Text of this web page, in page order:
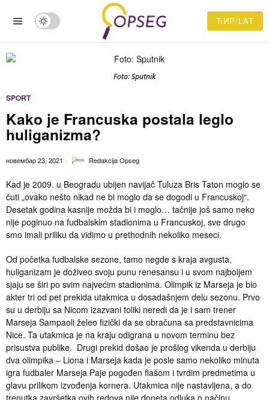
ЋИР/LAT
Foto: Sputnik
SPORT
Kako je Francuska postala leglo
huliganizma?
новембар 23, 2021 Redakcija Opseg
Kad je 2009. u Beogradu ubijen navijač Tuluza Bris Taton moglo se
čuti „ovako nešto nikad ne bi moglo da se dogodi u Francuskoj“.
Desetak godina kasnije možda bi i moglo… tačnije još samo neko
nije poginuo na fudbalskim stadionima u Francuskoj, sve drugo
smo imali priliku da vidimo u prethodnih nekoliko meseci.
Od početka fudbalske sezone, tamo negde s kraja avgusta,
huliganizam je doživeo svoju punu renesansu i u svom najboljem
sjaju se širi po svim najvećim stadionima. Olimpik iz Marseja je bio
akter tri od pet prekida utakmica u dosadašnjem delu sezonu. Prvo
su u derbiju sa Nicom izazvani toliki neredi da je i sam trener
Marseja Sampaoli želeo fizički da se obračuna sa predstavnicima
Nice. Ta utakmica je na kraju odigrana u novom terminu bez
prisustva publike. Drugi prekid došao je prošlog vikenda u derbiju
dva olimpika – Liona i Marseja kada je posle samo nekoliko minuta
igra fudbaler Marseja Paje pogođen flašom i tvrdim predmetima u
glavu prilikom izvođenja kornera. Utakmica nije nastavljena, a do
trenutka završetka ovih redova nije doneta odluka o načinu